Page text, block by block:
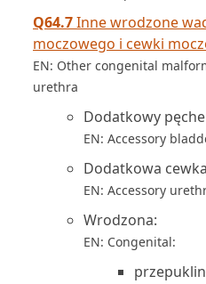
Q64.7Inne wrodzone
moczowego i cewki
EN: Other congenital
urethra
Dodatkowy
EN: Accessory
Dodatkowa
EN: Accessory
Wrodzona:
EN: Congenital: